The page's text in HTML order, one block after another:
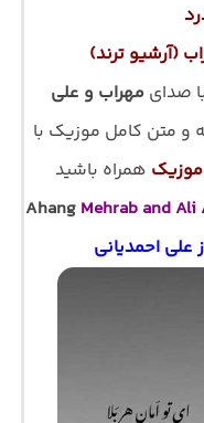
(آرشیو ترند)
صدایمهراب و علی
و متن کامل موزیک با
همراه باشید
Ahang Mehrab and
احمدیانی